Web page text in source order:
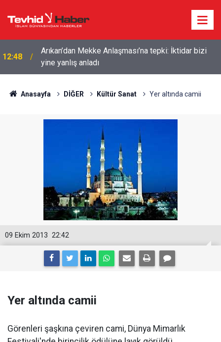
09:54
Sinsi Plan Gazze'nin başına Muhammed Dahlan mı
getirilecek?
Anasayfa DİĞER Kültür Sanat Yer altında camii
22:42
09 Ekim 2013
Yer altında camii
Görenleri şaşkına çeviren cami, Dünya Mimarlık